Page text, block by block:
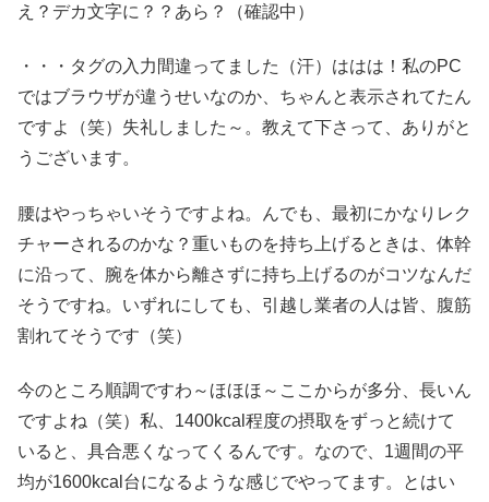
え？デカ文字に？？あら？（確認中）
・・・タグの入力間違ってました（汗）ははは！私のPC
ではブラウザが違うせいなのか、ちゃんと表示されてたん
ですよ（笑）失礼しました～。教えて下さって、ありがと
うございます。
腰はやっちゃいそうですよね。んでも、最初にかなりレク
チャーされるのかな？重いものを持ち上げるときは、体幹
に沿って、腕を体から離さずに持ち上げるのがコツなんだ
そうですね。いずれにしても、引越し業者の人は皆、腹筋
割れてそうです（笑）
今のところ順調ですわ～ほほほ～ここからが多分、長いん
ですよね（笑）私、1400kcal程度の摂取をずっと続けて
いると、具合悪くなってくるんです。なので、1週間の平
均が1600kcal台になるような感じでやってます。とはい